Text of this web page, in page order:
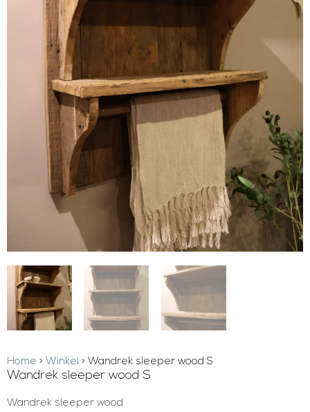
Home > Winkel > Wandrek sleeper wood S
Wandrek sleeper wood S
Wandrek sleeper wood